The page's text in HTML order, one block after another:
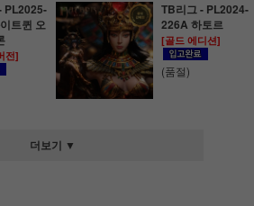
PL2025-
트퀸 오
전]
TB리그 - PL2024-
226A 하토르
[골드 에디션]
(품절)
더보기 ▼